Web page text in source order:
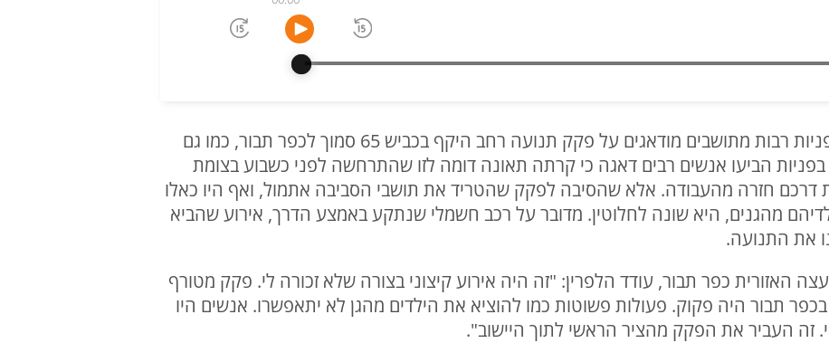
בשעות הצהריים אתמול קיבלנו פניות רבות מתושבים מודאגים על פקק תנועה רחב היקף בכביש 65 סמוך לכפר תבור, כמו גם
הביעו אנשים רבים דאגה כי קרתה תאונה דומה לזו שהתרחשה לפני כשבוע בצומת
3 נשים שעשו את דרכם חזרה מהעבודה. אלא שהסיבה לפקק שהטריד את תושבי הסביבה אתמול, ואף היו כאלו
מהגנים, היא שונה לחלוטין. מדובר על רכב חשמלי שנתקע באמצע הדרך, אירוע שהביא
את התנועה.
האזורית כפר תבור, עודד הלפרין: "זה היה אירוע קיצוני בצורה שלא זכורה לי. פקק מטורף
בכפר תבור היה פקוק. פעולות פשוטות כמו להוציא את הילדים מהגן לא יתאפשרו. אנשים היו